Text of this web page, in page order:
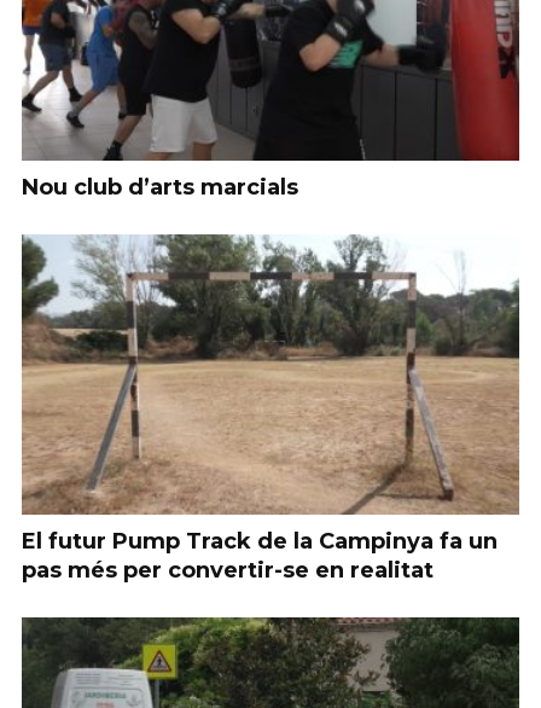
Nou club d’arts marcials
El futur Pump Track de la Campinya fa un
pas més per convertir-se en realitat